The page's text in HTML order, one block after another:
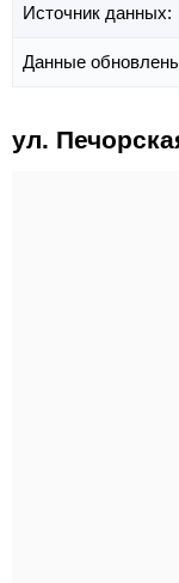
Источник данных:
Данные
ул.